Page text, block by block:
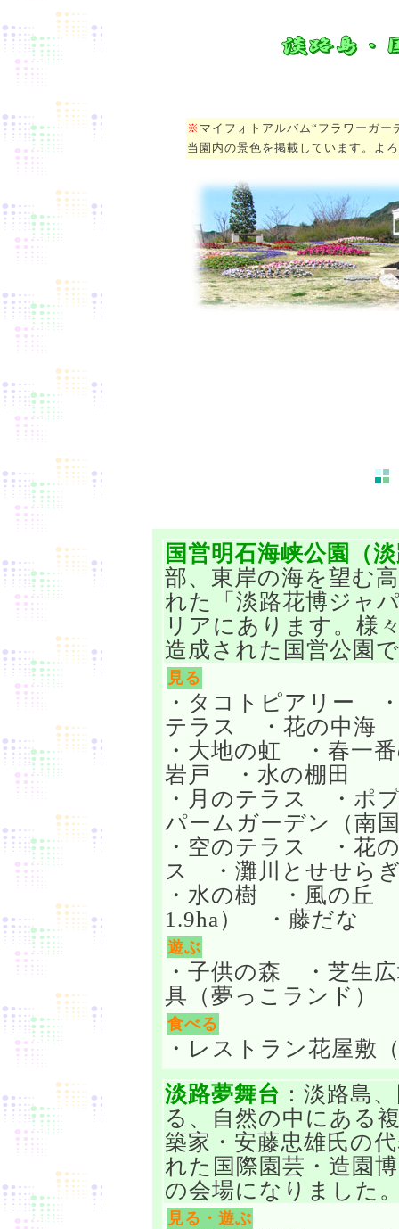
※ マイフォトアルバム“フラワーガ
当園内の景色を掲載しています。よ
国営明石海峡公園（
部、東岸の海を望む
れた「淡路花博ジャ
リアにあります。様
造成された国営公園
見る
・タコトピアリー
テラス ・花の中海
・大地の虹 ・春一
岩戸 ・水の棚田
・月のテラス ・ポ
パームガーデン（南
・空のテラス ・花
ス ・灘川とせせら
・水の樹 ・風の丘
1.9ha） ・藤だな
遊ぶ
・子供の森 ・芝生
具（夢っこランド）
食べる
・レストラン花屋敷
淡路夢舞台 ：淡路島
る、自然の中にある
築家・安藤忠雄氏の
れた国際園芸・造園
の会場になりました
見る・遊ぶ